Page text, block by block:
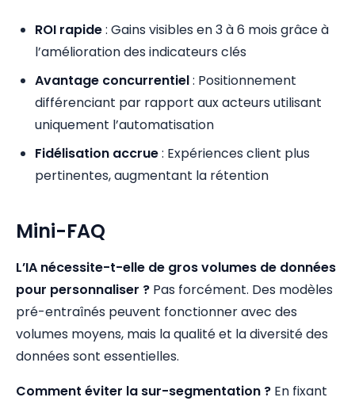
ROI rapide: Gains visibles en 3 à 6 mois grâce à
l’amélioration des indicateurs clés
Avantage concurrentiel: Positionnement
différenciant par rapport aux acteurs utilisant
uniquement l’automatisation
Fidélisation accrue: Expériences client plus
pertinentes, augmentant la rétention
Mini-FAQ
L’IA nécessite-t-elle de gros volumes de données
pour personnaliser ? Pas forcément. Des modèles
pré-entraînés peuvent fonctionner avec des
volumes moyens, mais la qualité et la diversité des
données sont essentielles.
Comment éviter la sur-segmentation ? En fixant